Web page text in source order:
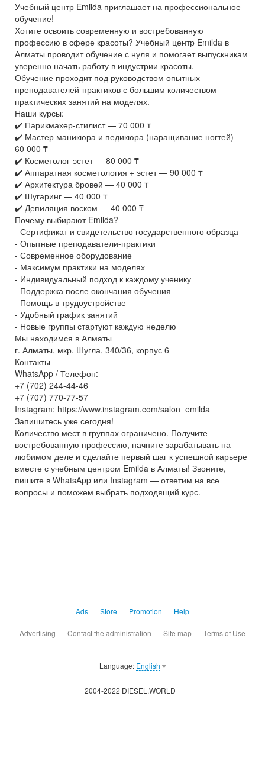
Учебный центр Emilda приглашает на профессиональное
обучение!
Хотите освоить современную и востребованную
профессию в сфере красоты? Учебный центр Emilda в
Алматы проводит обучение с нуля и помогает выпускникам
уверенно начать работу в индустрии красоты.
Обучение проходит под руководством опытных
преподавателей-практиков с большим количеством
практических занятий на моделях.
Наши курсы:
✔️ Парикмахер-стилист — 70 000 ₸
✔️ Мастер маникюра и педикюра (наращивание ногтей) —
60 000 ₸
✔️ Косметолог-эстет — 80 000 ₸
✔️ Аппаратная косметология + эстет — 90 000 ₸
✔️ Архитектура бровей — 40 000 ₸
✔️ Шугаринг — 40 000 ₸
✔️ Депиляция воском — 40 000 ₸
Почему выбирают Emilda?
- Сертификат и свидетельство государственного образца
- Опытные преподаватели-практики
- Современное оборудование
- Максимум практики на моделях
- Индивидуальный подход к каждому ученику
- Поддержка после окончания обучения
- Помощь в трудоустройстве
- Удобный график занятий
- Новые группы стартуют каждую неделю
Мы находимся в Алматы
г. Алматы, мкр. Шугла, 340/36, корпус 6
Контакты
WhatsApp / Телефон:
+7 (702) 244-44-46
+7 (707) 770-77-57
Instagram: https://www.instagram.com/salon_emilda
Запишитесь уже сегодня!
Количество мест в группах ограничено. Получите
востребованную профессию, начните зарабатывать на
любимом деле и сделайте первый шаг к успешной карьере
вместе с учебным центром Emilda в Алматы! Звоните,
пишите в WhatsApp или Instagram — ответим на все
вопросы и поможем выбрать подходящий курс.
Ads Store Promotion Help
Advertising Contact the administration Site map Terms of Use
Language: English
2004-2022 DIESEL.WORLD